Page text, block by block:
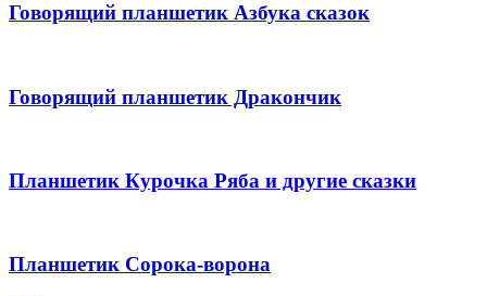
Говорящий планшетик Азбука сказок
Говорящий планшетик Дракончик
Планшетик Курочка Ряба и другие сказки
Планшетик Сорока-ворона